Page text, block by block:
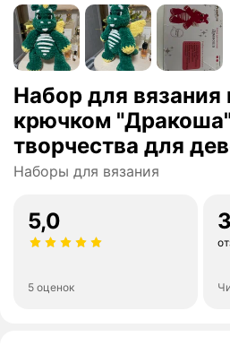
Набор для вязания
крючком
творчества для
дракон своими
Наборы для вязания
5,0
5 оценок
3